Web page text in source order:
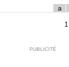
a
1
PUBLICITÉ